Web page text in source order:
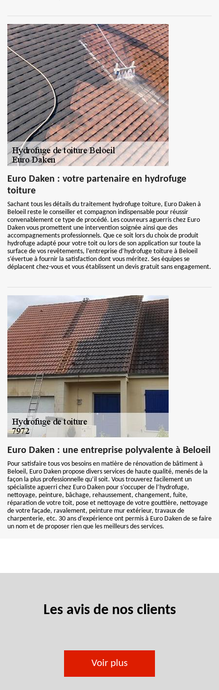
Euro Daken : votre partenaire en hydrofuge
toiture
Sachant tous les détails du traitement hydrofuge toiture, Euro Daken à
Beloeil reste le conseiller et compagnon indispensable pour réussir
convenablement ce type de procédé. Les couvreurs aguerris chez Euro
Daken vous promettent une intervention soignée ainsi que des
accompagnements professionnels. Que ce soit lors du choix de produit
hydrofuge adapté pour votre toit ou lors de son application sur toute la
surface de vos revêtements, l’entreprise d’hydrofuge toiture à Beloeil
s’évertue à fournir la satisfaction dont vous méritez. Ses équipes se
déplacent chez-vous et vous établissent un devis gratuit sans engagement.
Euro Daken : une entreprise polyvalente à Beloeil
Pour satisfaire tous vos besoins en matière de rénovation de bâtiment à
Beloeil, Euro Daken propose divers services de haute qualité, menés de la
façon la plus professionnelle qu’il soit. Vous trouverez facilement un
spécialiste aguerri chez Euro Daken pour s’occuper de l’hydrofuge,
nettoyage, peinture, bâchage, rehaussement, changement, fuite,
réparation de votre toit, pose et nettoyage de votre gouttière, nettoyage
de votre façade, ravalement, peinture mur extérieur, travaux de
charpenterie, etc. 30 ans d’expérience ont permis à Euro Daken de se faire
un nom et de proposer rien que les meilleurs des services.
Les avis de nos clients
Voir plus